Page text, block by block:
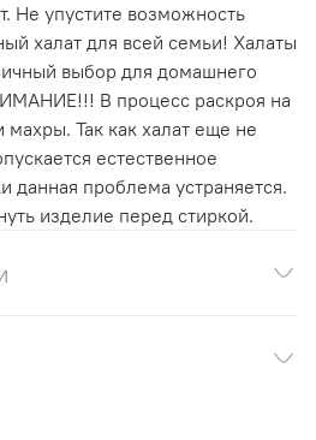
Не упустите возможность
халат для всей семьи! Халаты
выбор для домашнего
В процесс раскроя на
махры. Так как халат еще не
естественное
данная проблема устраняется.
изделие перед стиркой.